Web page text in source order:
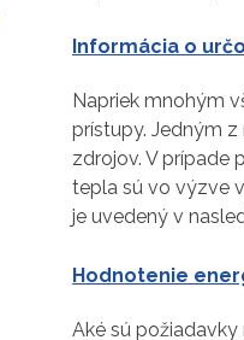
Informácia o
Napriek mnohým
prístupy. Jedným
zdrojov. V prípade
tepla sú vo výzve
je uvedený v
Hodnotenie
Aké sú